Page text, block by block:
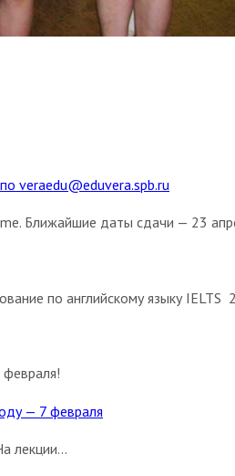
veraedu@eduvera.spb.ru
Ближайшие даты сдачи — 23
по английскому языку
— 7 февраля
лекции...